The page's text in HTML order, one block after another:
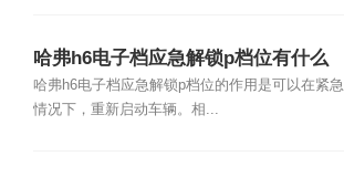
哈弗h6电子档应急解锁p档位有什么
作用？
哈弗h6电子档应急解锁p档位的作用是可以在紧急
情况下，重新启动车辆。相...